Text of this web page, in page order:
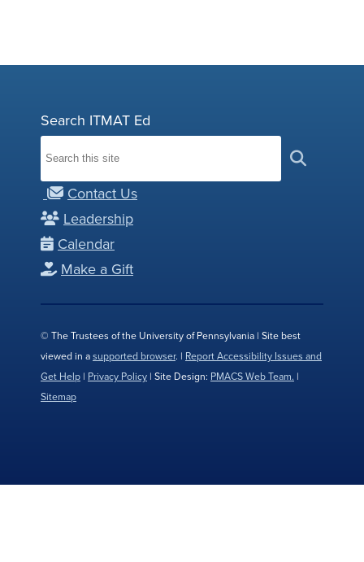
Search ITMAT Ed
Contact Us
Leadership
Calendar
Make a Gift
© The Trustees of the University of Pennsylvania | Site best
viewed in asupported browser. | Report Accessibility Issues and
Get Help | Privacy Policy | Site Design: PMACS Web Team. |
Sitemap